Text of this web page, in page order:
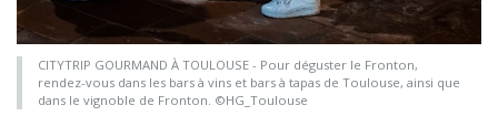
CITYTRIP GOURMAND À TOULOUSE - Pour déguster le Fronton,
rendez-vous dans les bars à vins et bars à tapas de Toulouse, ainsi que
dans le vignoble de Fronton. ©HG_Toulouse